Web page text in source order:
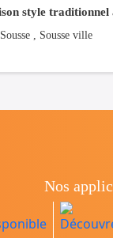
Sousse , Sousse ville
Nos